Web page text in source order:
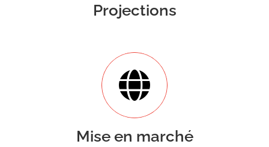
Projections
Mise en marché